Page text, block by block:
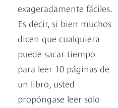
exageradamente fáciles.
Es decir, si bien muchos
dicen que cualquiera
puede sacar tiempo
para leer 10 páginas de
un libro, usted
propóngase leer solo